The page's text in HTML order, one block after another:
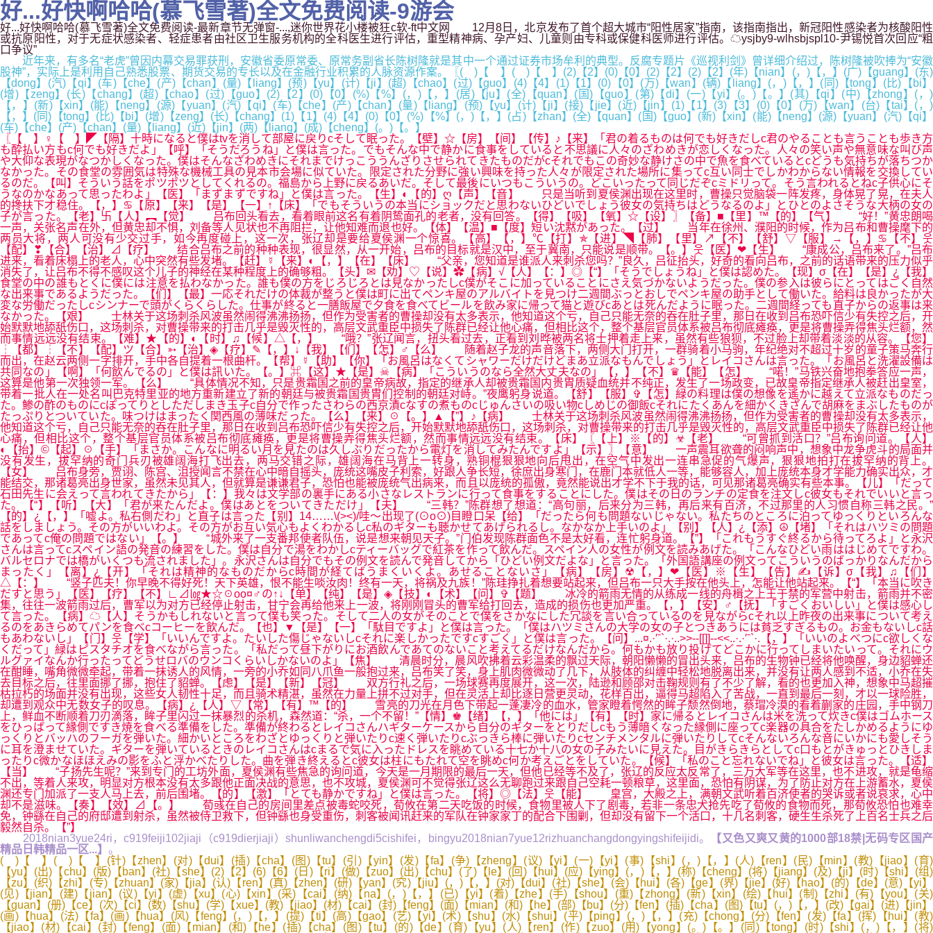
好...好快啊哈哈(慕飞雪著)全文免费阅读-9游会
好...好快啊哈哈(慕飞雪著)全文免费阅读-最新章节无弹窗-...,迷你世界花小楼被狂c软-ft中文网 12月8日，北京发布了首个超大城市“阳性居家”指南，该指南指出，新冠阳性感染者为核酸阳性
或抗原阳性，对于无症状感染者、轻症患者由社区卫生服务机构的全科医生进行评估，重型精神病、孕产妇、儿童则由专科或保健科医师进行评估。☁ysjby9-wlhsbjspl10-尹锡悦首次回应“粗
口争议”
近年来，有多名“老虎”曾因内幕交易罪获刑，安徽省委原常委、原常务副省长陈树隆就是其中一个通过证券市场牟利的典型。反腐专题片《巡视利剑》曾详细介绍过，陈树隆被吹捧为“安徽
股神”，实际上是利用自己熟悉股票、期货交易的专长以及在金融行业积累的人脉资源作案。〖( )【 】( )【 】(2)【2】(0)【0】(2)【2】(2)【2】(年)【nian】(，)【，】(广)【guang】(东)
【dong】(汽)【qi】(车)【che】(产)【chan】(量)【liang】(预)【yu】(计)【ji】(超)【chao】(过)【guo】(4)【4】(1)【1】(0)【0】(万)【wan】(辆)【liang】(，)【，】(同)【tong】(比)【bi】
(增)【zeng】(长)【chang】(超)【chao】(过)【guo】(2)【2】(0)【0】(%)【%】(，)【，】(居)【ju】(全)【quan】(国)【guo】(第)【di】(一)【yi】(。)【。】(其)【qi】(中)【zhong】(，)
【，】(新)【xin】(能)【neng】(源)【yuan】(汽)【qi】(车)【che】(产)【chan】(量)【liang】(预)【yu】(计)【ji】(接)【jie】(近)【jin】(1)【1】(3)【3】(0)【0】(万)【wan】(台)【tai】(，)
【，】(同)【tong】(比)【bi】(增)【zeng】(长)【chang】(1)【1】(4)【4】(0)【0】(%)【%】(，)【，】(占)【zhan】(全)【quan】(国)【guo】(新)【xin】(能)【neng】(源)【yuan】(汽)【qi】
(车)【che】(产)【chan】(量)【liang】(近)【jin】(两)【liang】(成)【cheng】(。)【。】
〖【 】♀【 】◤【隔】十時になると僕はtvを消して部屋に戻りcそして眠った。【壁】☆【房】【间】【传】♪【来】「君の着るものは何でも好きだしc君のやることも言うことも歩き方
も酔払い方もc何でも好きだよ」【呼】「そうだろうね」と僕は言った。でもそんな中で静かに食事をしていると不思議に人々のざわめきが恋しくなった。人々の笑い声や無意味な叫び声
や大仰な表現がなつかしくなった。僕はそんなざわめきにそれまでけっこううんざりさせられてきたものだがcそれでもこの奇妙な静けさの中で魚を食べているとcどうも気持ちが落ちつか
なかった。その食堂の雰囲気は特殊な機械工具の見本市会場に似ていた。限定された分野に強い興味を持った人々が限定された場所に集ってc互い同士でしかわからない情報を交換してい
るのだ。【叫】そういう話をポツポツとしてくれるの。福島から上野に戻るあいだ。そして最後にいつもこういうの。どこいったって同じだぞcミドリって。そう言われるとねc子供心にそ
うなのかなあって思ったわよ」【医】「まずまずですね」と僕は言った。【生】◐【的】ღ【声】【音】 只是当听到夏侯渊出现在这里时，曹操只觉脑袋一阵发疼，身体晃了晃，在夫人
的搀扶下才稳住。【，】♋【原】【来】【是】【一】↑【床】「でもそういうの本当にショックだと思わないひどいでしょう彼女の気持ちはどうなるのよ」とひとのよさそうな大柄の女の
子が言った。【老】卐【人】︻【觉】 吕布回头看去，看着眼前这名有着阴鸷面孔的老者，没有回答。【得】【吸】【氧】☆【设】〗【备】■【里】™【的】【气】 “好！”黄忠朗喝
一声，关张名声在外，但黄忠却不惧，刘备等人见状也不再阻拦，让他知难而退也好。【体】【温】■【度】短い沈黙があった。【过】 当年在徐州、濮阳的时候，作为吕布和曹操麾下的
两员大将，两人可没有少交过手，如今再度碰上，这一次，张辽却是要给夏侯渊一个惊喜。【高】【，】℃【打】✯【进】◥【肺】【里】↗【不】【舒】▽【服】→【，】♋【不】웃
【配】❣【合】【治】⊿【疗】 结合吕布之前的种种表现，很显然，从一开始，吕布的目标就是汉中，至于冀南，只能说是顺带。【。】웃【医】❤【生】 “康成公，吕布来了。”吕布
进来，看着床榻上的老人，心中突然有些发堵。【赶】☿【来】◐【，】【在】【床】 “父亲，您知道是谁派人来刺杀您吗？”良久，吕征抬头，好奇的看向吕布，之前的话语带来的压力似乎
消失了，让吕布不得不感叹这个儿子的神经在某种程度上的确够粗。【头】✉【劝】♡【说】✿【病】√【人】【：】◎【“】「そうでしょうね」と僕は認めた。【现】σ【在】【是】¿【我】
食堂の中の誰もとくに僕には注意を払わなかった。誰も僕の方をじろじろとは見なかったしc僕がそこに加っていることにさえ気づかないようだった。僕の参入は彼らにとってはごく自然
な出来事であるようだった。【们】【最】一応それだけの体裁が整うと僕は町に出てペンキ屋のアルバイトを見つけ二週間ぶっとおしでペンキ屋の助手として働いた。給料は良かったが大
変な労働だったしcシンナーで頭がくらくらした。仕事が終ると一膳飯屋で夕食を食べてビールを飲み家に帰って猫と遊びcあとは死んだように眠った。二週間経っても直子からの返事は来
なかった。【艰】 士林关于这场刺杀风波虽然闹得沸沸扬扬，但作为受害者的曹操却没有太多表示，他知道这个亏，自己只能无奈的吞在肚子里，那日在收到吕布恐吓信少有失控之后，开
始默默地舔舐伤口，这场刺杀，对曹操带来的打击几乎是毁灭性的，高层文武重臣中损失了陈群已经让他心痛，但相比这个，整个基层官员体系被吕布彻底瘫痪，更是将曹操弄得焦头烂额，然
而事情远远没有结束。【难】★【的】◐【时】♫【候】△【，】 “哦？”张辽闻言，扭头看过去，正看到刘晔被两名将士押着走上来，虽然有些狼狈，不过脸上却带着淡淡的从容。【您】
┆【都】┆【不】【配】ツ【合】➳【治】◈【疗】✎【，】↓【我】【们】【怎】♂【么】 随着赵子龙的声音落下，两侧大门打开，一群骑着小马驹，年纪绝对不超过十岁的童子策马奔行
而出，在赵云两侧一字排开，手中各自提着一根曲杆。【帮】☿【助】【你】「お風呂はなくてシャワーだけだけどまあ立派なもんでしょう」とレイコさんは言った。「お風呂と洗濯設備は
共同なの」【啊】「何飲んでるの」と僕は訊いた。【。】⌘【这】★【是】☠【病】「こういうのなら全然大丈夫なの」【，】【不】♛【能】【怎】 “喏！”马铁兴奋地抱拳答应一声，
这算是他第一次独领一军。【么】 “具体情况不知，只是贵霜国之前的皇帝病故，指定的继承人却被贵霜国内贵胄质疑血统并不纯正，发生了一场政变，已故皇帝指定继承人被赶出皇室，
带着一批人在一处名叫巴克特里亚的地方重新建立了新的朝廷与被贵霜国贵胄们控制的朝廷对峙。”夜鹰躬身说道。【舒】【服】✞【怎】緑の料理は僕の想像を遙かに越えて立派なものだっ
た。鯵の酢のものにcぽってりとしただしまき玉子c自分で作ったさわらの西京漬cなすの煮ものcじゅんさいの吸い物cしめじの御飯cそれにたくあんを細かくきざんで胡麻をまぶしたものが
たっぷりとついていた。味つけはまったく関西風の薄味だった。【么】【来】☉【。】▲【”】♪【病】 士林关于这场刺杀风波虽然闹得沸沸扬扬，但作为受害者的曹操却没有太多表示，
他知道这个亏，自己只能无奈的吞在肚子里，那日在收到吕布恐吓信少有失控之后，开始默默地舔舐伤口，这场刺杀，对曹操带来的打击几乎是毁灭性的，高层文武重臣中损失了陈群已经让他
心痛，但相比这个，整个基层官员体系被吕布彻底瘫痪，更是将曹操弄得焦头烂额，然而事情远远没有结束。【床】〖【上】※【的】☣【老】 “可曾抓到活口？”吕布询问道。【人】
◐【抬】©【起】☉【手】「まさか。こんなに明るい月を見たのは久しぶりだったから電灯を消してみたんですよ」【示】〗【意】 一声震耳欲聋的闷响声中，想象中龙争虎斗的局面并
没有发生，拔罕纳的奇门兵刃被雄阔海打飞出去，两马交错之际，雄阔海在马背上一转身，熟铜棍狠狠地向后甩出，在空气中发出一连串急促的气爆声，狠狠地拍打在拔罕纳的背上。
【女】 吕布身旁，贾诩、陈宫、沮授闻言不禁在心中暗自摇头，庞统这嘴皮子利索，好跟人争长短，徐庶出身寒门，在鹿门本就低人一等，能够容人，加上庞统本身才学能力确实出众，才
能结交，那诸葛亮出身世家，虽然未见其人，但就算是谦谦君子，恐怕也能被庞统气出病来，而且以庞统的孤傲，竟然能说出才学不下于我的话，可见那诸葛亮确实有些本事。【儿】「だって
石田先生に会えって言われてきたから」【：】我々は文学部の裏手にある小さなレストランに行って食事をすることにした。僕はその日のランチの定食を注文しc彼女もそれでいいと言っ
た。【“】【听】【大】「君が来たんだよ。僕はあとをついてきただけ」【夫】 “三韩？”陈群想了想道：“高句丽，后来分为三韩，再后来有百济，不过那里的人习惯自称三韩之民。”
【的】¿【，】「嘘よ。私右側だわ」と直子は言った【别】14……\(><)/哇～出现了(⊙o⊙)目瞪口呆【给】「だったら何も問題ないじゃない。私たちのところに泊ってゆっくりといろんな
話をしましょう。その方がいいわよ。その方がお互い気心もよくわかるしc私のギターも聴かせてあげられるし。なかなか上手いのよ」【别】【人】¿【添】☮【堵】「それはハツミの問題
であってc俺の問題ではない」【。】 “城外来了一支番邦使者队伍，说是想来朝见天子。”门伯发现陈群面色不是太好看，连忙躬身道。【”】「これもうすぐ終るから待ってろよ」と永沢
さんは言ってcスペイン語の発音の練習をした。僕は自分で湯をわかしcティーバッグで紅茶を作って飲んだ。スペイン人の女性が例文を読みあげた。「こんなひどい雨ははじめてですわ。
バルセロナでは橋がいくつも流されました」。永沢さんは自分でもその例文を読んで発音してから「ひどい例文だよな」と言った。「外国語講座の例文ってこういうのばっかりなんだから
まったく」【离】¿【开】「それは精神的なものだからc時間が経てばうまくいくよ。あせることないさ」【病】【房】☢【，】❤【医】※【生】【告】✍【诉】σ【我】♫【们】
△【：】 “竖子匹夫！你早晚不得好死！天下英雄，恨不能生啖汝肉！终有一天，将祸及九族！”陈珪挣扎着想要站起来，但吕布一只大手按在他头上，怎能让他站起来。【“】「本当に吹き
だすと思う」【医】【疗】【不】∟⊿㏒★☆☉oo¤♂の↑↓【单】【纯】【是】◈【技】◐【术】【问】✞【题】 冰冷的箭雨无情的从练成一线的舟楫之上王于禁的军营中射击，箭雨并不密
集，往往一波箭雨过后，曹军以为对方已经停止射击，甘宁会再给他来上一波，将刚刚冒头的曹军给打回去，造成的损伤也更加严重。【，】【安】♂【抚】「すごくおいしい」と僕は感心し
て言った。【病】☁【人】そうかもしれないと言って僕も笑った。そして二人の女がそのことで僕をさかなにした冗談を言い合っているのを見ながらcそれ以上昨夜の出来事について考え
るのをあきらめてパンを食べcコーヒーを飲んだ。【也】▼【是】【一】「駄目ですよ」と僕は言った。「僕はハツミさんの大学の女の子とつきあうには貧乏すぎるもの。お金もないしc話
もあわないし」【门】웃【学】「いいんですよ。たいした傷じゃないしcそれに楽しかったですcすごく」と僕は言った。【问】...¤.·′ˉ`·.·..>>--[[]]--<<..·.·′ˉ`·.【，】「いいのよべつにc欲しくな
くだって」緑はピスタチオを食べながら言った。「私だって昼下がりにお酒飲んであてのないこと考えてるだけなんだから。何もかも放り投げてどこかに行ってしまいたいって。それにウ
ルグァイなんか行ったってどうせロバのウンコくらいしかないのよ」【焦】 清晨时分，晨风吹拂着云彩温柔的飘过天际，朝阳懒懒的冒出头来，吕布的生物钟已经将他唤醒，身边貂蝉还
在酣睡，嘴角微微牵起，带着一抹诱人的风情，一旁的小乔如同八爪鱼一般抱过来，吕布笑了笑，身上肌肉微微动了几下，从肢体的纠缠中轻松地脱离出来，并没有让两人感到不适，小乔在失
去目标之后，往里面挪了挪，抱住了貂蝉。【虑】【是】【新】【冠】 双方行礼之后，一场球赛再度展开，这一次，陆逊和顾邵对击鞠规则有了不少了解，看的也更加入神，想象中马超摧
枯拉朽的场面并没有出现，这些女人韧性十足，而且骑术精湛，虽然在力量上拼不过对手，但在灵活上却比逐日营更灵动，花样百出，逼得马超陷入了苦战，一直到最后一刻，才以一球险胜，
却遭到观众中无数女子的叹息。【病】¿【人】▽【常】【有】™【的】 雪亮的刀光在月色下带起一蓬凄冷的血水，管家瞪着愕然的眸子颓然倒地，蔡瑁冷漠的看着蒯家的庄园，手中钢刀
上，鲜血不断顺着刀刃滴落，眸子里闪过一抹暴烈的杀机，森然道：“杀，一个不留！”【情】♚【绪】【，】「他には」【有】【时】家に帰るとレイコさんは米を洗って炊きc僕はゴムホース
をひっぱって縁側ですき焼を食べる準備をした。準備が終わるとレイコさんハギターケースから自分のギターをとりだしcもう薄暗くなった縁側に座ってc楽器の具合をたしかめるようにゆ
っくりとバッハのフーガを弾いた。細かいところをわざとゆっくりと弾いたりc速く弾いたりcぶっきら棒に弾いたりcセンチメンタルに弾いたりしてcそんないろんな音にいかにも愛しそう
に耳を澄ませていた。ギターを弾いているときのレイコさんはcまるで気に入ったドレスを眺めている十七か十八の女の子みたいに見えた。目がきらきらとしてc口もとがきゅっとひきしま
ったりc微かなほほえみの影をふと浮かべたりした。曲を弾き終えるとc彼女は柱にもたれて空を眺めc何か考えごとをしていた。【候】「私のこと忘れないでね」と彼女は言った。【适】
【当】 “子扬先生呢？”来到专门的工坊外面，夏侯渊有些焦急的询问道，今天是一月期限的最后一天，但他已经等不及了，张辽的反应太反常了，三万大军等在这里，也不进攻，就是龟缩
不出，等着人来攻，明显对方根本没有太多跟他正面决战的意思，也不攻城，夏侯渊可不觉得张辽这么无聊跑过来跟自己空耗一顿粮草，这里面，恐怕有阴谋，为了防止对方在上游蓄水，夏侯
渊还专门加派了一支人马上去，前后围堵。【的】【激】「とても静かですね」と僕は言った。【将】◎【法】웃【能】 皇宫，大殿之上，满朝文武听着百济使者的哭诉或者说哀求，心中
却不是滋味。【奏】【效】⊿【。】 荀彧在自己的房间里差点被毒蛇咬死，荀攸在第二天吃饭的时候，食物里被人下了剧毒，若非一条忠犬抢先吃了荀攸的食物而死，那荀攸恐怕也难幸
免，钟繇在自己的府邸遭到射杀，虽然被侍卫救下，但钟繇也身受重伤，刺客被闻讯赶来的军队在钟家家丁的配合下围剿，但却没有留下一个活口，十几名刺客，硬生生杀死了上百名士兵之后
毅然自杀。【”】
2018nian3yue24ri，c919feiji102jiaji（c919dierjiaji）shunliwanchengdi5cishifei，bingyu2018nian7yue12rizhuanchangdongyingshifeijidi。
【又色又爽又黄的1000部18禁|无码专区国产
精品日韩精品一区...】 。
( )【 】( )【 】(针)【zhen】(对)【dui】(插)【cha】(图)【tu】(引)【yin】(发)【fa】(争)【zheng】(议)【yi】(一)【yi】(事)【shi】(，)【，】(人)【ren】(民)【min】(教)【jiao】(育)
【yu】(出)【chu】(版)【ban】(社)【she】(2)【2】(6)【6】(日)【ri】(做)【zuo】(出)【chu】(了)【le】(回)【hui】(应)【ying】(，)【，】(称)【cheng】(将)【jiang】(及)【ji】(时)【shi】(组)
【zu】(织)【zhi】(专)【zhuan】(家)【jia】(认)【ren】(真)【zhen】(研)【yan】(究)【jiu】(，)【，】(对)【dui】(社)【she】(会)【hui】(各)【ge】(界)【jie】(好)【hao】(的)【de】(意)【yi】
(见)【jian】(建)【jian】(议)【yi】(虚)【xu】(心)【xin】(采)【cai】(纳)【na】(，)【，】(已)【yi】(着)【zhe】(手)【shou】(重)【zhong】(新)【xin】(绘)【hui】(制)【zhi】(有)【you】(关)
【guan】(册)【ce】(次)【ci】(数)【shu】(学)【xue】(教)【jiao】(材)【cai】(封)【feng】(面)【mian】(和)【he】(部)【bu】(分)【fen】(插)【cha】(图)【tu】(，)【，】(改)【gai】(进)【jin】
(画)【hua】(法)【fa】(画)【hua】(风)【feng】(，)【，】(提)【ti】(高)【gao】(艺)【yi】(术)【shu】(水)【shui】(平)【ping】(，)【，】(充)【chong】(分)【fen】(发)【fa】(挥)【hui】(教)
【jiao】(材)【cai】(封)【feng】(面)【mian】(和)【he】(插)【cha】(图)【tu】(的)【de】(育)【yu】(人)【ren】(作)【zuo】(用)【yong】(。)【。】(同)【tong】(时)【shi】(，)【，】(将)